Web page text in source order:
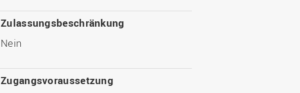
Zulassungsbeschränkung
Nein
Zugangsvoraussetzung